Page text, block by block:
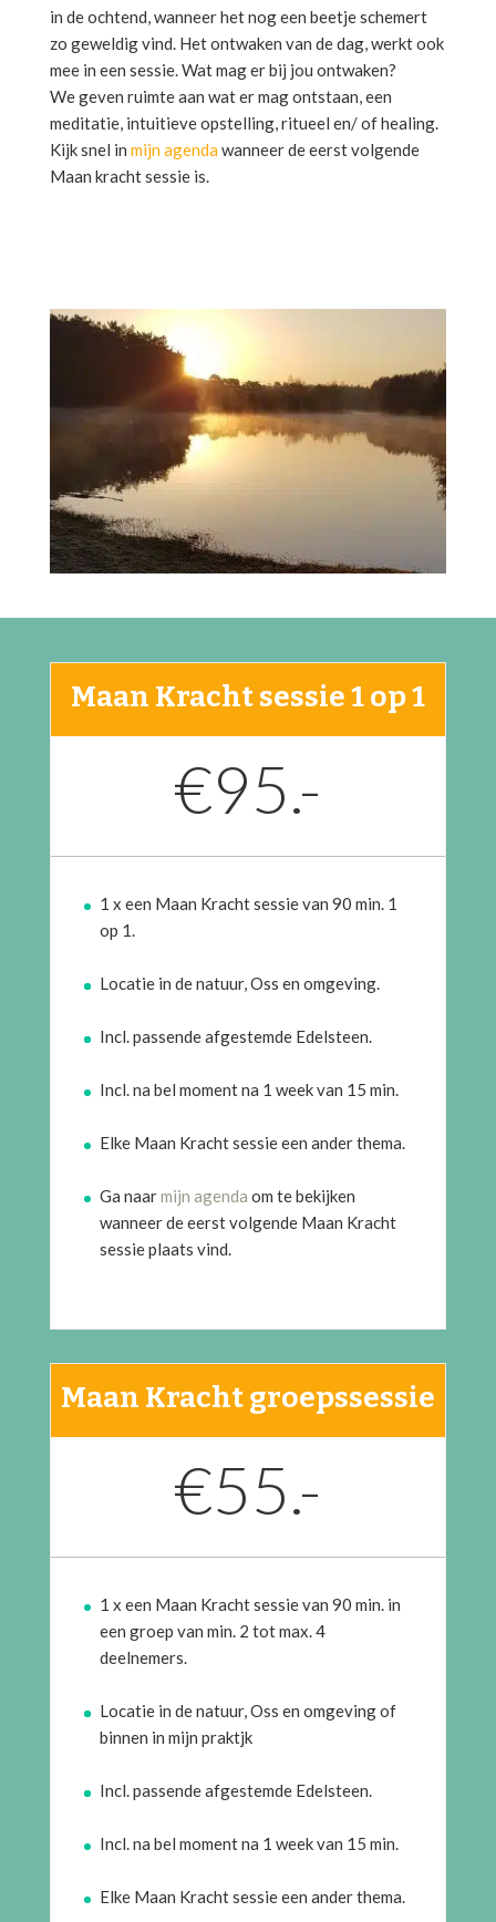
in de ochtend, wanneer het nog een beetje schemert
zo geweldig vind. Het ontwaken van de dag, werkt ook
mee in een sessie. Wat mag er bij jou ontwaken?
We geven ruimte aan wat er mag ontstaan, een
meditatie, intuitieve opstelling, ritueel en/ of healing.
Kijk snel in mijn agendawanneer de eerst volgende
Maan kracht sessie is.
Maan Kracht sessie 1 op 1
€95.-
1 x een Maan Kracht sessie van 90 min. 1
op 1.
Locatie in de natuur, Oss en omgeving.
Incl. passende afgestemde Edelsteen.
Incl. na bel moment na 1 week van 15 min.
Elke Maan Kracht sessie een ander thema.
Ga naarmijn agenda om te bekijken
wanneer de eerst volgende Maan Kracht
sessie plaats vind.
Maan Kracht groepssessie
€55.-
1 x een Maan Kracht sessie van 90 min. in
een groep van min. 2 tot max. 4
deelnemers.
Locatie in de natuur, Oss en omgeving of
binnen in mijn praktjk
Incl. passende afgestemde Edelsteen.
Incl. na bel moment na 1 week van 15 min.
Elke Maan Kracht sessie een ander thema.